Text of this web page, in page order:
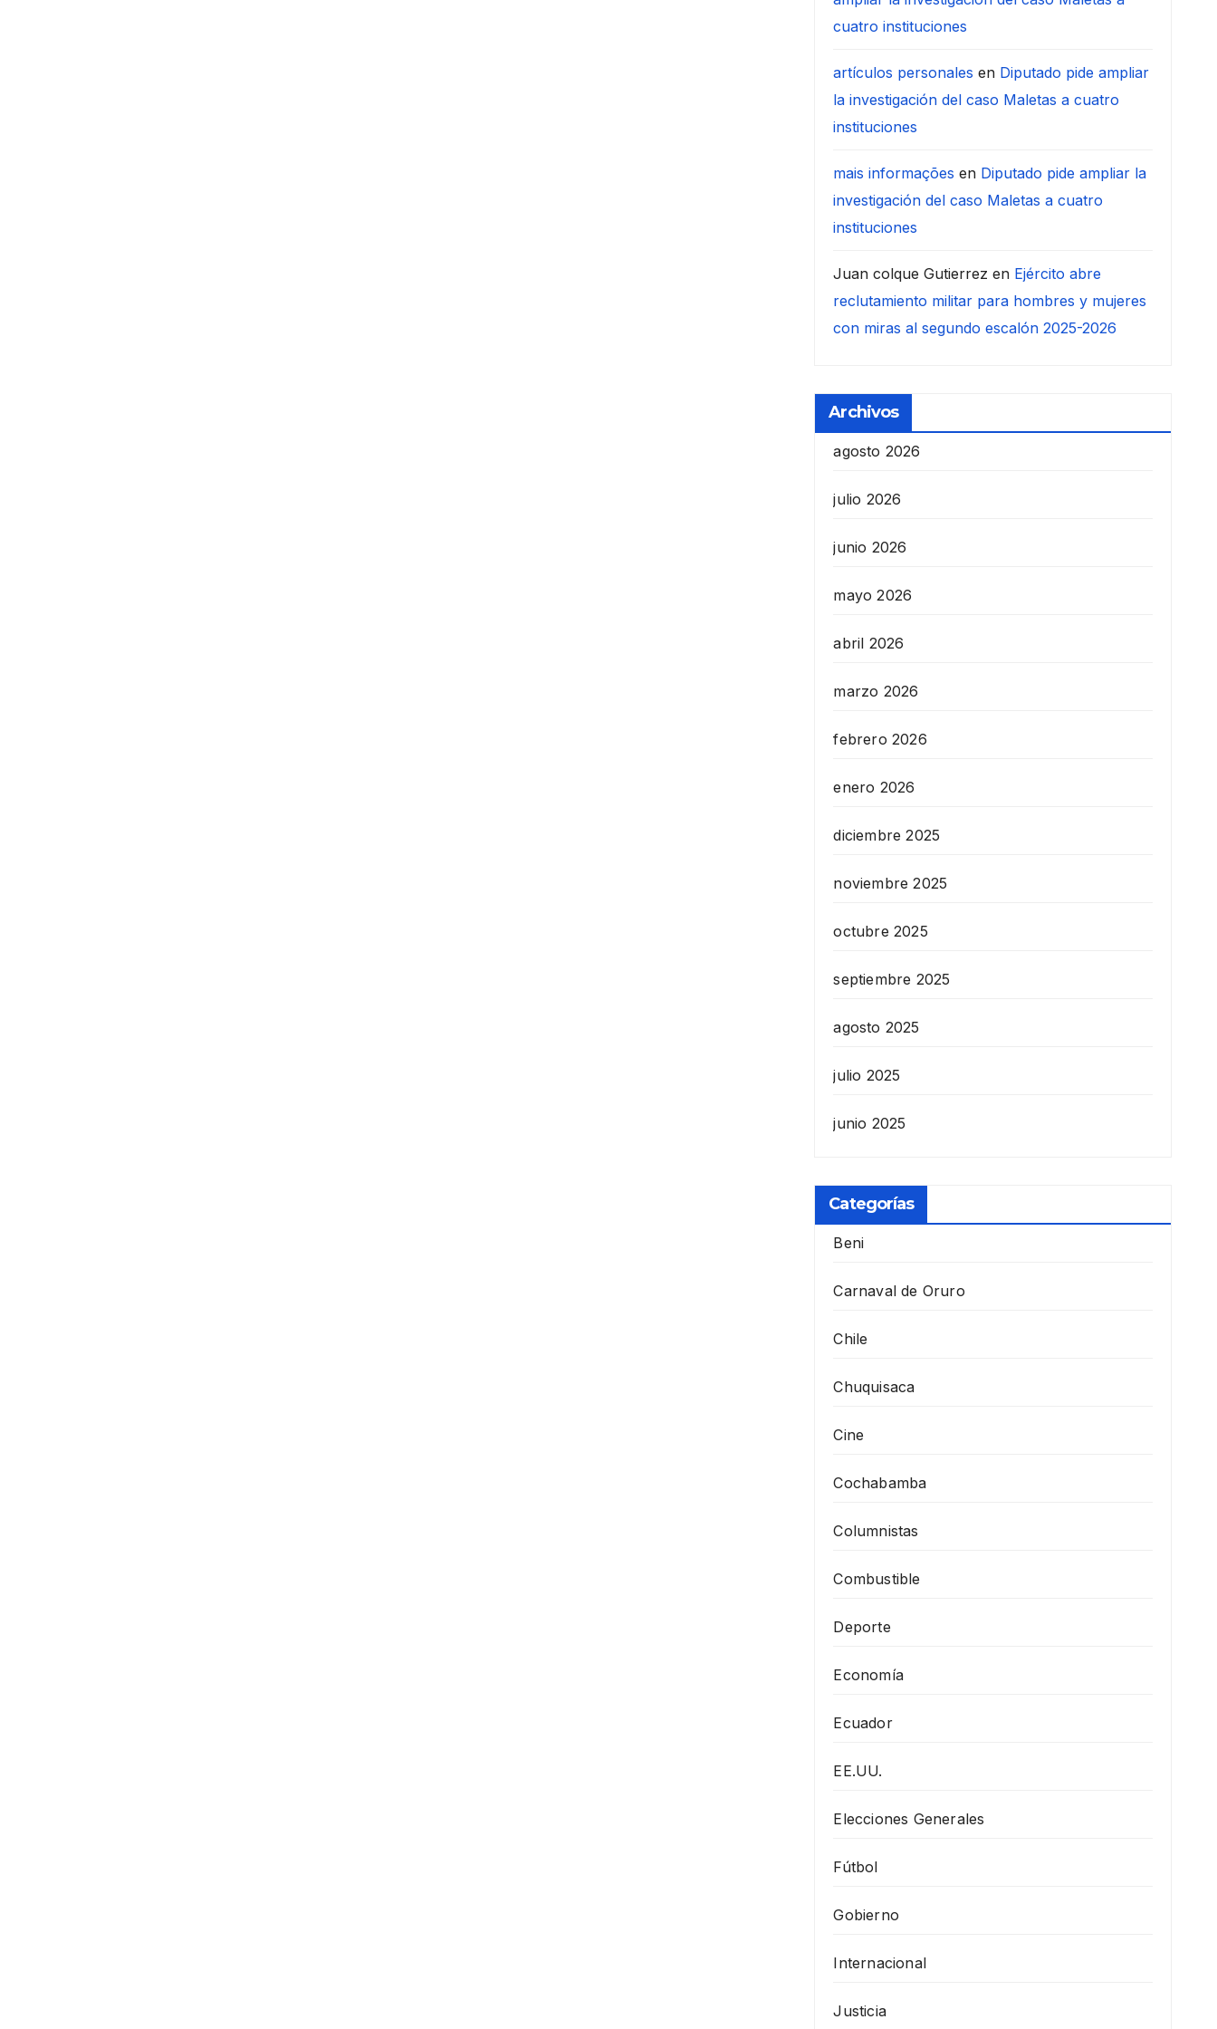
cuatro instituciones
artículos personales en Diputado pide ampliar
la investigación del caso Maletas a cuatro
instituciones
mais informações en Diputado pide ampliar la
investigación del caso Maletas a cuatro
instituciones
Juan colque Gutierrez en Ejército abre
reclutamiento militar para hombres y mujeres
con miras al segundo escalón 2025-2026
Archivos
agosto 2026
julio 2026
junio 2026
mayo 2026
abril 2026
marzo 2026
febrero 2026
enero 2026
diciembre 2025
noviembre 2025
octubre 2025
septiembre 2025
agosto 2025
julio 2025
junio 2025
Categorías
Beni
Carnaval de Oruro
Chile
Chuquisaca
Cine
Cochabamba
Columnistas
Combustible
Deporte
Economía
Ecuador
EE.UU.
Elecciones Generales
Fútbol
Gobierno
Internacional
Justicia